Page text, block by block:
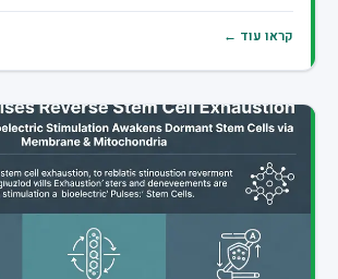
קראו עוד ←